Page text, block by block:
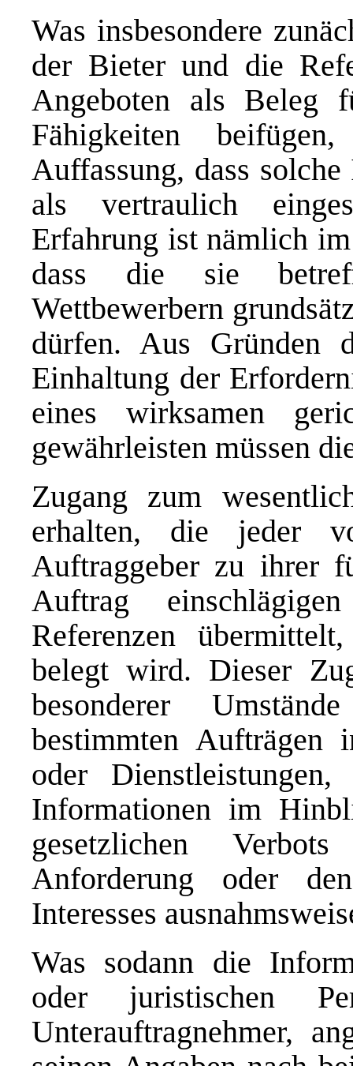
Was insbesondere
der Bieter und die
Angeboten als Beleg
Fähigkeiten
Auffassung, dass
als vertraulich
Erfahrung ist nämlich
dass die sie
Wettbewerbern
dürfen. Aus Gründen
Einhaltung der
eines wirksamen
gewährleisten müssen
Zugang zum
erhalten, die jeder
Auftraggeber zu ihrer
Auftrag
Referenzen
belegt wird. Dieser
besonderer
bestimmten Aufträgen
oder
Informationen im
gesetzlichen
Anforderung oder
Interesses
Was sodann die
oder juristischen
Unterauftragnehmer,